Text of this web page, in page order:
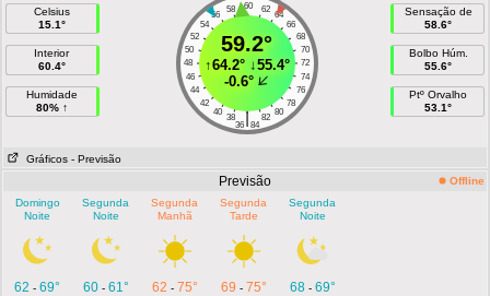
Celsius
15.1°
Interior
60.4°
Humidade
80% ↑
60
58 62
56
64
54
66
52
68
50
70
48
72
46
74
44
76
42
78
40
80
38 82
|
36 84
59.2°
↑64.2°↓55.4°
-0.6°
Sensação de
58.6°
Bolbo Húm.
55.6°
Ptº Orvalho
53.1°
Gráficos - Previsão
Previsão
Offline
Domingo
Noite
Segunda
Noite
Segunda
Manhã
Segunda
Tarde
Segunda
Noite
62 -69° 60- 61° 62 - 75° 69 - 75° 68- 69°